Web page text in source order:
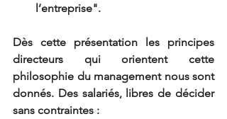
l’entreprise".
Dès cette présentation les principes
directeurs qui orientent cette
philosophie du management nous sont
donnés. Des salariés, libres de décider
sans contraintes :